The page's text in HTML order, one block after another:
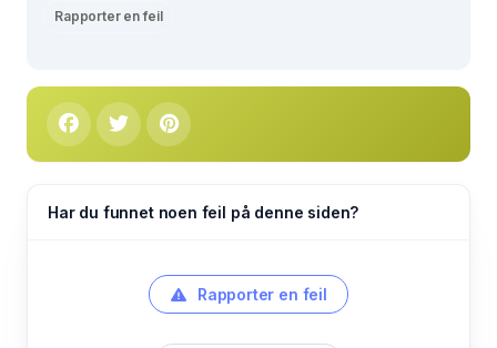
Rapporter en feil
Har du funnet noen feil på denne siden?
Rapporter en feil